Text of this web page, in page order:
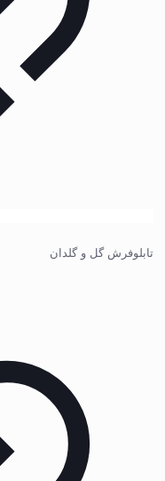
تابلوفرش گل و گلدان